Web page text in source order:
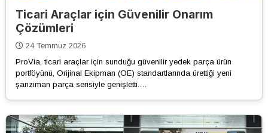
Ticari Araçlar için Güvenilir Onarım
Çözümleri
24 Temmuz 2026
ProVia, ticari araçlar için sunduğu güvenilir yedek parça ürün
portföyünü, Orijinal Ekipman (OE) standartlarında ürettiği yeni
şanzıman parça serisiyle genişletti.…